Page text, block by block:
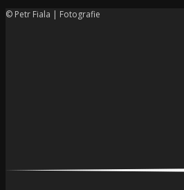
© Petr Fiala | Fotografie